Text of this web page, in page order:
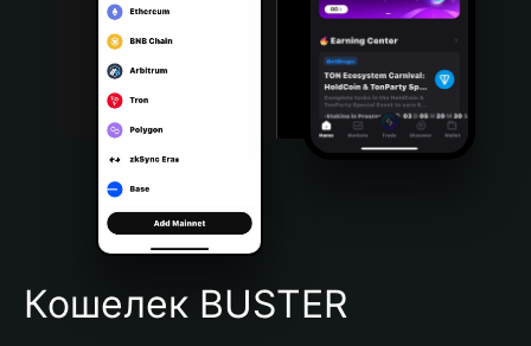
Português (Portugal)
Bahasa Indonesia
Português (Brasil)
Español (Argentina)
Кошелек BUSTER